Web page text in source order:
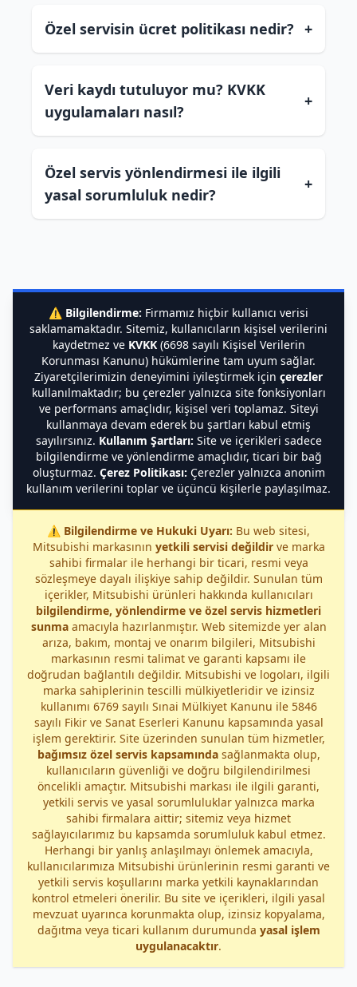
Özel servisin ücret politikası nedir? +
Veri kaydı tutuluyor mu? KVKK
uygulamaları nasıl?
+
Özel servis yönlendirmesi ile ilgili
yasal sorumluluk nedir?
+
⚠️ Bilgilendirme: Firmamız hiçbir kullanıcı verisi
saklamamaktadır. Sitemiz, kullanıcıların kişisel verilerini
kaydetmez ve KVKK(6698 sayılı Kişisel Verilerin
Korunması Kanunu) hükümlerine tam uyum sağlar.
Ziyaretçilerimizin deneyimini iyileştirmek için çerezler
kullanılmaktadır; bu çerezler yalnızca site fonksiyonları
ve performans amaçlıdır, kişisel veri toplamaz. Siteyi
kullanmaya devam ederek bu şartları kabul etmiş
sayılırsınız. Kullanım Şartları: Site ve içerikleri sadece
bilgilendirme ve yönlendirme amaçlıdır, ticari bir bağ
oluşturmaz. Çerez Politikası: Çerezler yalnızca anonim
kullanım verilerini toplar ve üçüncü kişilerle paylaşılmaz.
⚠️ Bilgilendirme ve Hukuki Uyarı: Bu web sitesi,
Mitsubishi markasının yetkili servisi değildirve marka
sahibi firmalar ile herhangi bir ticari, resmi veya
sözleşmeye dayalı ilişkiye sahip değildir. Sunulan tüm
içerikler, Mitsubishi ürünleri hakkında kullanıcıları
bilgilendirme, yönlendirme ve özel servis hizmetleri
sunmaamacıyla hazırlanmıştır. Web sitemizde yer alan
arıza, bakım, montaj ve onarım bilgileri, Mitsubishi
markasının resmi talimat ve garanti kapsamı ile
doğrudan bağlantılı değildir. Mitsubishi ve logoları, ilgili
marka sahiplerinin tescilli mülkiyetleridir ve izinsiz
kullanımı 6769 sayılı Sınai Mülkiyet Kanunu ile 5846
sayılı Fikir ve Sanat Eserleri Kanunu kapsamında yasal
işlem gerektirir. Site üzerinden sunulan tüm hizmetler,
bağımsız özel servis kapsamındasağlanmakta olup,
kullanıcıların güvenliği ve doğru bilgilendirilmesi
öncelikli amaçtır. Mitsubishi markası ile ilgili garanti,
yetkili servis ve yasal sorumluluklar yalnızca marka
sahibi firmalara aittir; sitemiz veya hizmet
sağlayıcılarımız bu kapsamda sorumluluk kabul etmez.
Herhangi bir yanlış anlaşılmayı önlemek amacıyla,
kullanıcılarımıza Mitsubishi ürünlerinin resmi garanti ve
yetkili servis koşullarını marka yetkili kaynaklarından
kontrol etmeleri önerilir. Bu site ve içerikleri, ilgili yasal
mevzuat uyarınca korunmakta olup, izinsiz kopyalama,
dağıtma veya ticari kullanım durumunda yasal işlem
uygulanacaktır.